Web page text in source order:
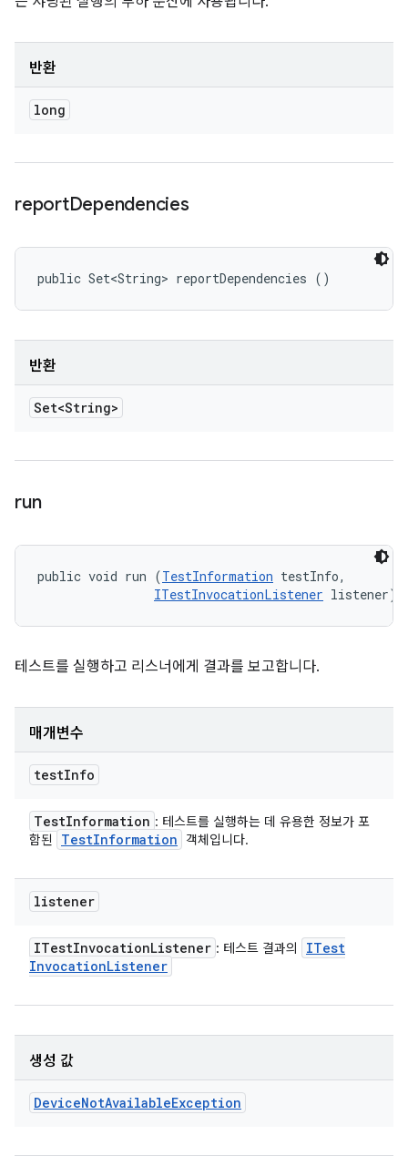
반환
long
reportDependencies
public Set<String> reportDependencies ()
반환
Set<String>
run
public void run (TestInformation testInfo,
ITestInvocationListener listener)
테스트를 실행하고 리스너에게 결과를 보고합니다.
매개변수
testInfo
TestInformation : 테스트를 실행하는 데 유용한 정보가 포
함된
TestInformation 객체입니다.
listener
ITestInvocationListener : 테스트 결과의
ITest
InvocationListener
생성 값
DeviceNotAvailableException